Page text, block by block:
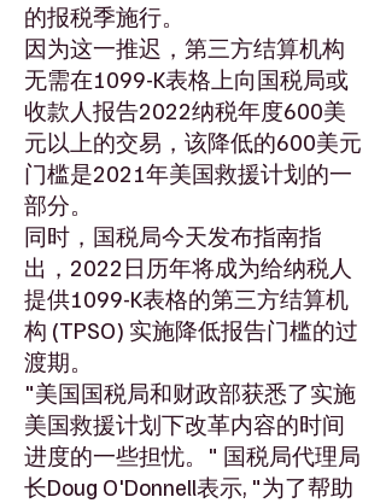
的报税季施行。
因为这一推迟，第三方结算机构
无需在1099-K表格上向国税局或
收款人报告2022纳税年度600美
元以上的交易，该降低的600美元
门槛是2021年美国救援计划的一
部分。
同时，国税局今天发布指南指
出，2022日历年将成为给纳税人
提供1099-K表格的第三方结算机
构 (TPSO) 实施降低报告门槛的过
渡期。
"美国国税局和财政部获悉了实施
美国救援计划下改革内容的时间
进度的一些担忧。" 国税局代理局
长Doug O'Donnell表示, "为了帮助